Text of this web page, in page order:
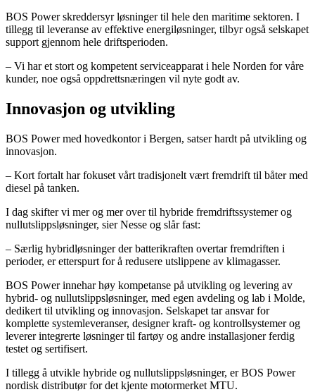
BOS Power skreddersyr løsninger til hele den maritime sektoren. I
tillegg til leveranse av effektive energiløsninger, tilbyr også selskapet
support gjennom hele driftsperioden.
– Vi har et stort og kompetent serviceapparat i hele Norden for våre
kunder, noe også oppdrettsnæringen vil nyte godt av.
Innovasjon og utvikling
BOS Power med hovedkontor i Bergen, satser hardt på utvikling og
innovasjon.
– Kort fortalt har fokuset vårt tradisjonelt vært fremdrift til båter med
diesel på tanken.
I dag skifter vi mer og mer over til hybride fremdriftssystemer og
nullutslippsløsninger, sier Nesse og slår fast:
– Særlig hybridløsninger der batterikraften overtar fremdriften i
perioder, er etterspurt for å redusere utslippene av klimagasser.
BOS Power innehar høy kompetanse på utvikling og levering av
hybrid- og nullutslippsløsninger, med egen avdeling og lab i Molde,
dedikert til utvikling og innovasjon. Selskapet tar ansvar for
komplette systemleveranser, designer kraft- og kontrollsystemer og
leverer integrerte løsninger til fartøy og andre installasjoner ferdig
testet og sertifisert.
I tillegg å utvikle hybride og nullutslippsløsninger, er BOS Power
nordisk distributør for det kjente motormerket MTU.